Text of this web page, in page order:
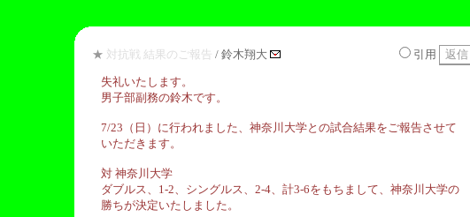
★ 対抗戦 結果のご報告 / 鈴木翔大 引用
失礼いたします。
男子部副務の鈴木です。
7/23（日）に行われました、神奈川大学との試合結果をご報告させて
いただきます。
対 神奈川大学
ダブルス、1-2、シングルス、2-4、計3-6をもちまして、神奈川大学の
勝ちが決定いたしました。